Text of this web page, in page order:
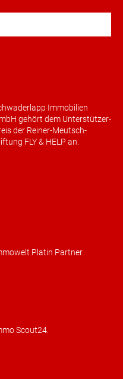
Immobilien
gehört dem Unterstützer-
der Reiner-Meutsch-
FLY & HELP an.
Platin Partner.
Scout24.